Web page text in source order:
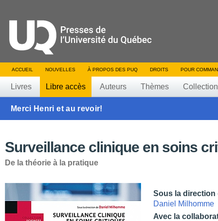
ACCUEIL NOUVELLES À PROPOS DES PUQ DROITS POUR
Livres Libre accès Auteurs Thèmes
Merci Henri et au revoir!
Surveillance clinique en soins
De la théorie à la pratique
Sous la direction
Daniel Milhomme
Avec la